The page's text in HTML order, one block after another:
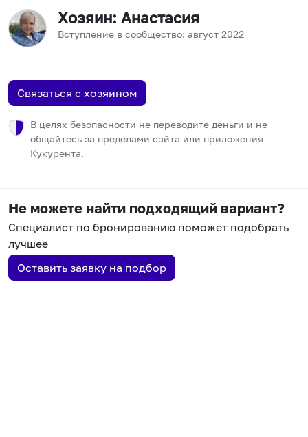
Хозяин: Анастасия
Вступление в сообщество: август 2022
Связаться с хозяином
В целях безопасности не переводите деньги и не
общайтесь за пределами сайта или приложения
Кукурента.
Не можете найти подходящий вариант?
Специалист по бронированию поможет подобрать
лучшее
Оставить заявку на подбор